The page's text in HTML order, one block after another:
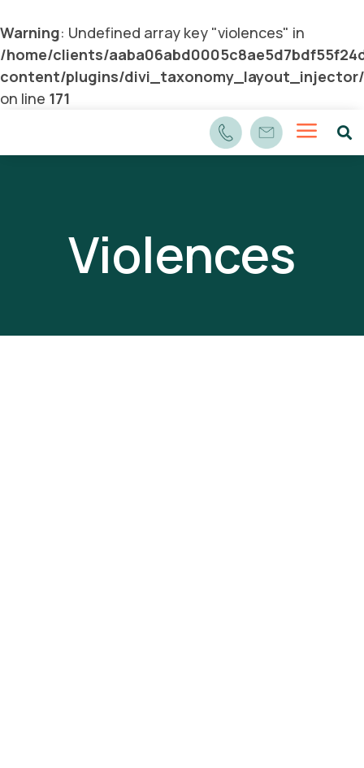
Warning: Undefined array key "violences" in
/home/clients/
content/plugins/
on line 171
a 
Violences